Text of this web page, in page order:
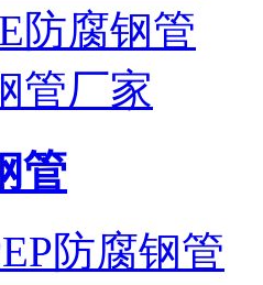
防腐钢管
管厂家
管
防腐钢管